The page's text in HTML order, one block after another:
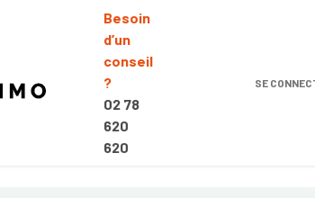
Besoin
d’un
conseil
?
02 78
620
620
SE